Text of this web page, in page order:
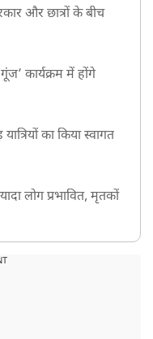
और छात्रों के बीच
कार्यक्रम में होंगे
का किया स्वागत
लोग प्रभावित, मृतकों
की मौत; 11